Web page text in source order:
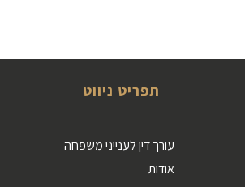
תפריט ניווט
עורך דין לענייני משפחה
אודות